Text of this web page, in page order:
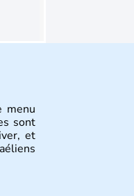
menu
sont
et